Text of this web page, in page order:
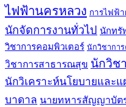
ไฟฟ้านครหลวง การไฟฟ้
นักจัดการงานทั่วไป นักทรั
วิชาการคอมพิวเตอร์ นักวิชากา
วิชาการสาธารณสุข นักวิช
นักวิเคราะห์นโยบายและ
บาดาล นายทหารสัญญาบัต